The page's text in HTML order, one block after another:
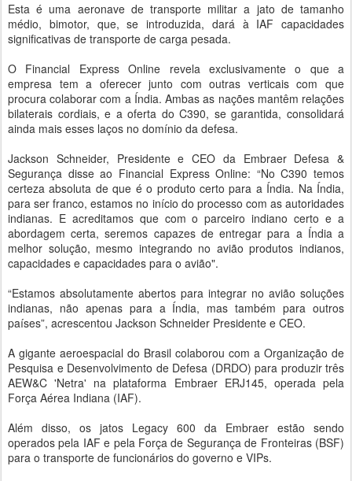
Esta é uma aeronave de transporte militar a jato de tamanho
médio, bimotor, que, se introduzida, dará à IAF capacidades
significativas de transporte de carga pesada.
O Financial Express Online revela exclusivamente o que a
empresa tem a oferecer junto com outras verticais com que
procura colaborar com a Índia. Ambas as nações mantêm relações
bilaterais cordiais, e a oferta do C390, se garantida, consolidará
ainda mais esses laços no domínio da defesa.
Jackson Schneider, Presidente e CEO da Embraer Defesa &
Segurança disse ao Financial Express Online: “No C390 temos
certeza absoluta de que é o produto certo para a Índia. Na Índia,
para ser franco, estamos no início do processo com as autoridades
indianas. E acreditamos que com o parceiro indiano certo e a
abordagem certa, seremos capazes de entregar para a Índia a
melhor solução, mesmo integrando no avião produtos indianos,
capacidades e capacidades para o avião".
“Estamos absolutamente abertos para integrar no avião soluções
indianas, não apenas para a Índia, mas também para outros
países”, acrescentou Jackson Schneider Presidente e CEO.
A gigante aeroespacial do Brasil colaborou com a Organização de
Pesquisa e Desenvolvimento de Defesa (DRDO) para produzir três
AEW&C 'Netra' na plataforma Embraer ERJ145, operada pela
Força Aérea Indiana (IAF).
Além disso, os jatos Legacy 600 da Embraer estão sendo
operados pela IAF e pela Força de Segurança de Fronteiras (BSF)
para o transporte de funcionários do governo e VIPs.